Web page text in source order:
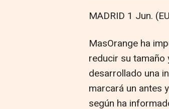
MADRID 1 Jun.
MasOrange ha
reducir su tamaño
desarrollado una
marcará un antes
según ha